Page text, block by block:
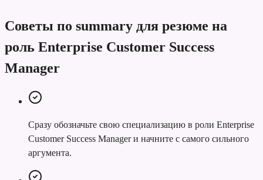
Советы по summary для резюме на
роль Enterprise Customer Success
Manager
Сразу обозначьте свою специализацию в роли Enterprise
Customer Success Manager и начните с самого сильного
аргумента.